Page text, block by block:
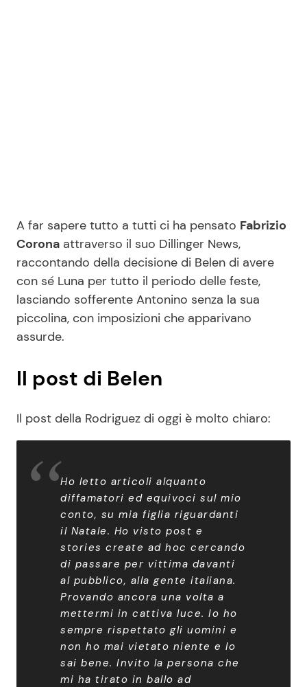
A far sapere tutto a tutti ci ha pensato Fabrizio
Corona attraverso il suo Dillinger News,
raccontando della decisione di Belen di avere
con sé Luna per tutto il periodo delle feste,
lasciando sofferente Antonino senza la sua
piccolina, con imposizioni che apparivano
assurde.
Il post di Belen
Il post della Rodriguez di oggi è molto chiaro:
Ho letto articoli alquanto
diffamatori ed equivoci sul mio
conto, su mia figlia riguardanti
il Natale. Ho visto post e
stories create ad hoc cercando
di passare per vittima davanti
al pubblico, alla gente italiana.
Provando ancora una volta a
mettermi in cattiva luce. Io ho
sempre rispettato gli uomini e
non ho mai vietato niente e lo
sai bene. Invito la persona che
mi ha tirato in ballo ad